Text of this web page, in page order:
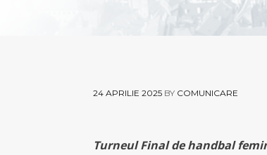
24 APRILIE 2025 BY COMUNICARE
Turneul Final de handbal